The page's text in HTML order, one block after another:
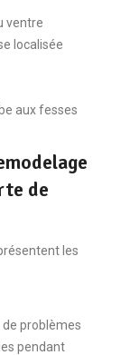
ventre
localisée
aux fesses
de
les
problèmes
pendant